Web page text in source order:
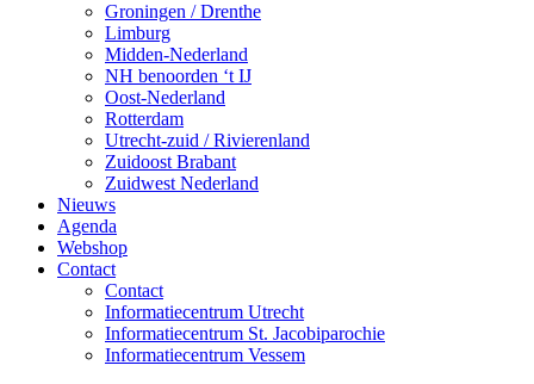
Groningen / Drenthe
Limburg
Midden-Nederland
NH benoorden ‘t IJ
Oost-Nederland
Rotterdam
Utrecht-zuid / Rivierenland
Zuidoost Brabant
Zuidwest Nederland
Nieuws
Agenda
Webshop
Contact
Contact
Informatiecentrum Utrecht
Informatiecentrum St. Jacobiparochie
Informatiecentrum Vessem